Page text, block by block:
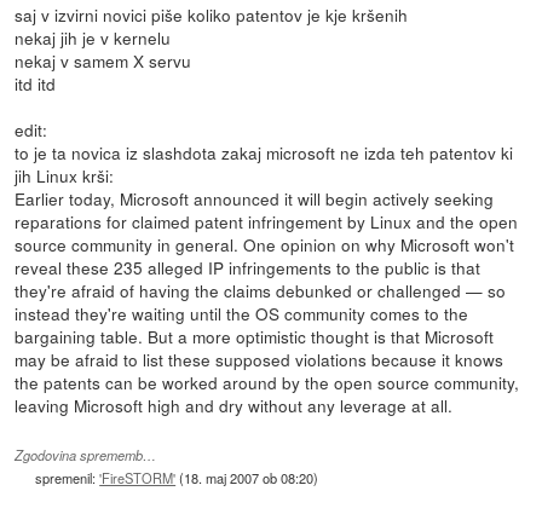
saj v izvirni novici piše koliko patentov je kje kršenih
nekaj jih je v kernelu
nekaj v samem X servu
itd itd
edit:
to je ta novica iz slashdota zakaj microsoft ne izda teh patentov ki
jih Linux krši:
Earlier today, Microsoft announced it will begin actively seeking
reparations for claimed patent infringement by Linux and the open
source community in general. One opinion on why Microsoft won't
reveal these 235 alleged IP infringements to the public is that
they're afraid of having the claims debunked or challenged — so
instead they're waiting until the OS community comes to the
bargaining table. But a more optimistic thought is that Microsoft
may be afraid to list these supposed violations because it knows
the patents can be worked around by the open source community,
leaving Microsoft high and dry without any leverage at all.
Zgodovina sprememb…
spremenil:'FireSTORM'(18. maj 2007 ob 08:20)